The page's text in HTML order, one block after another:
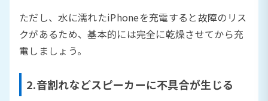
ただし、水に濡れたiPhoneを充電すると故障のリス
クがあるため、基本的には完全に乾燥させてから充
電しましょう。
2.音割れなどスピーカーに不具合が生じる